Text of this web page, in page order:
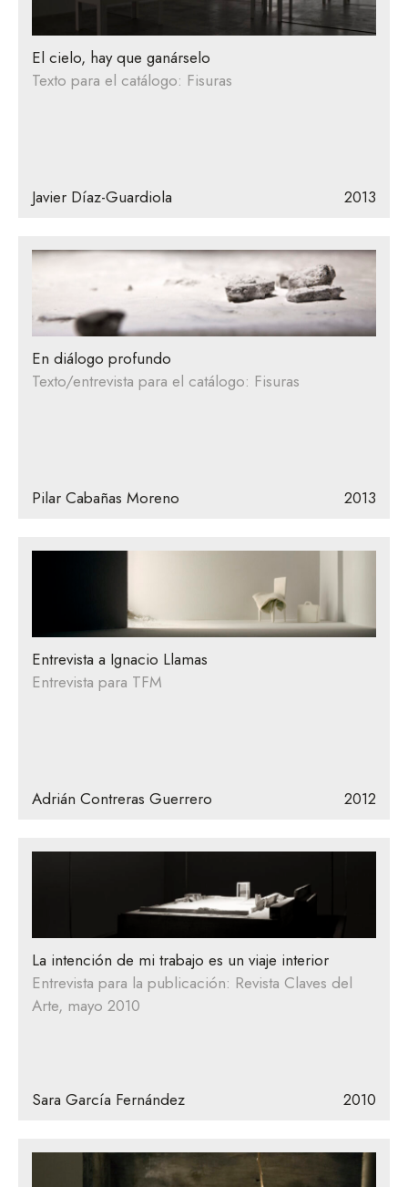
El cielo, hay que ganárselo
Texto para el catálogo: Fisuras
Javier Díaz-Guardiola 2013
En diálogo profundo
Texto/entrevista para el catálogo: Fisuras
Pilar Cabañas Moreno 2013
Entrevista a Ignacio Llamas
Entrevista para TFM
Adrián Contreras Guerrero 2012
La intención de mi trabajo es un viaje interior
Entrevista para la publicación: Revista Claves del
Arte, mayo 2010
Sara García Fernández 2010